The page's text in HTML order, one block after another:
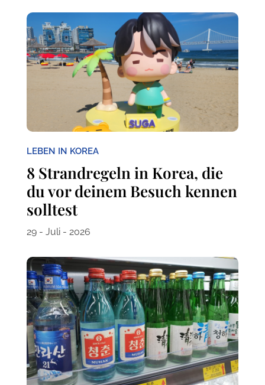
LEBEN IN KOREA
8 Strandregeln in Korea, die
du vor deinem Besuch kennen
solltest
29 - Juli - 2026